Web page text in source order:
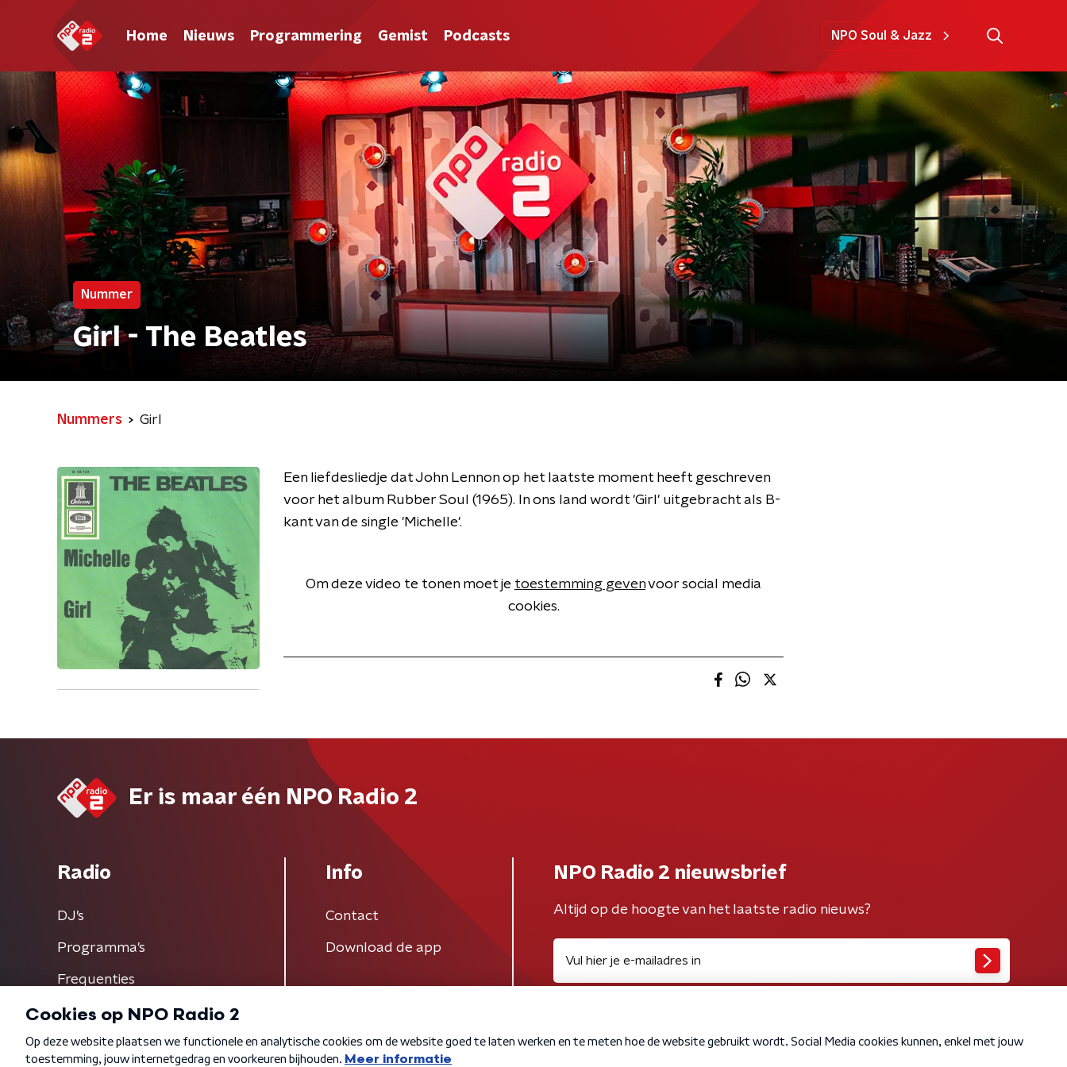
Home Nieuws Programmering Gemist Podcasts NPO Soul & Jazz
Nummer
Girl - The Beatles
Nummers Girl
Een liefdesliedje dat John Lennon op het laatste moment heeft geschreven
voor het album Rubber Soul (1965). In ons land wordt 'Girl' uitgebracht als B-
kant van de single 'Michelle'.
Om deze video te tonen moet je toestemming gevenvoor social media
cookies.
Er is maar één NPO Radio 2
Radio
DJ’s
Programma's
Frequenties
Info
Contact
Download de app
NPO Radio 2 nieuwsbrief
Altijd op de hoogte van het laatste radio nieuws?